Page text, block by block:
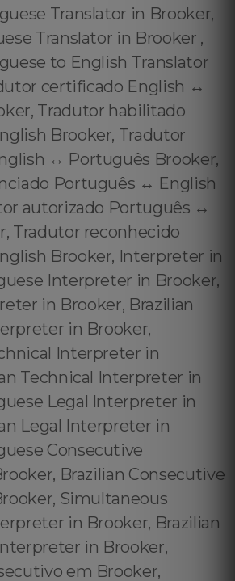
Translator in Brooker,
Translator in Brooker ,
to English Translator
certificado English ↔️
Tradutor habilitado
Brooker, Tradutor
↔️ Português Brooker,
Português ↔️ English
autorizado Português ↔️
Tradutor reconhecido
Brooker, Interpreter in
Interpreter in Brooker,
in Brooker, Brazilian
in Brooker,
Interpreter in
Technical Interpreter in
Legal Interpreter in
Legal Interpreter in
Consecutive
Brazilian Consecutive
Simultaneous
in Brooker, Brazilian
in Brooker,
em Brooker,